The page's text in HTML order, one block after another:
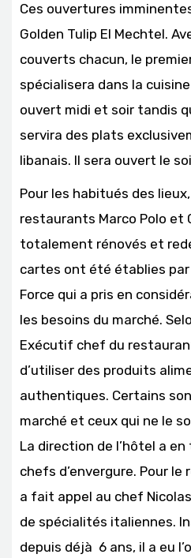
Ces ouvertures
Golden Tulip El Mechtel.
couverts chacun, le
spécialisera dans la
ouvert midi et soir tandis
servira des plats
libanais. Il sera ouvert le
Pour les habitués des
restaurants Marco Polo et
totalement rénovés et
cartes ont été établies
Force qui a pris en
les besoins du marché.
Exécutif chef du
d’utiliser des produits
authentiques. Certains
marché et ceux qui ne le
La direction de l’hôtel a
chefs d’envergure. Pour
a fait appel au chef
de spécialités italiennes.
depuis déjà 6 ans, il a eu